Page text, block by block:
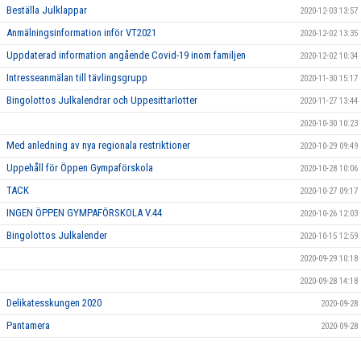
Beställa Julklappar 2020-12-03 13:57
Anmälningsinformation inför VT2021 2020-12-02 13:35
Uppdaterad information angående Covid-19 inom familjen 2020-12-02 10:34
Intresseanmälan till tävlingsgrupp 2020-11-30 15:17
Bingolottos Julkalendrar och Uppesittarlotter 2020-11-27 13:44
2020-10-30 10:23
Med anledning av nya regionala restriktioner 2020-10-29 09:49
Uppehåll för Öppen Gympaförskola 2020-10-28 10:06
TACK 2020-10-27 09:17
INGEN ÖPPEN GYMPAFÖRSKOLA V.44 2020-10-26 12:03
Bingolottos Julkalender 2020-10-15 12:59
2020-09-29 10:18
2020-09-28 14:18
Delikatesskungen 2020 2020-09-28
Pantamera 2020-09-28